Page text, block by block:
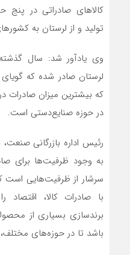
کالاهای صادراتی در پنج
تولید و از لرستان به
که بیشترین میزان صادرات
در حوزه صنایع‌دستی است.
رئیس اداره بازرگانی
به وجود ظرفیت‌ها برای
سرشار از ظرفیت‌هایی است
با صادرات کالا، اقتصاد
برندسازی بسیاری از
باشد تا در حوزه‌های مختلف،